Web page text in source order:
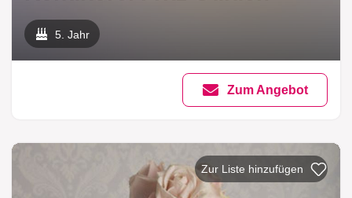
5. Jahr
Zum Angebot
Zur Liste